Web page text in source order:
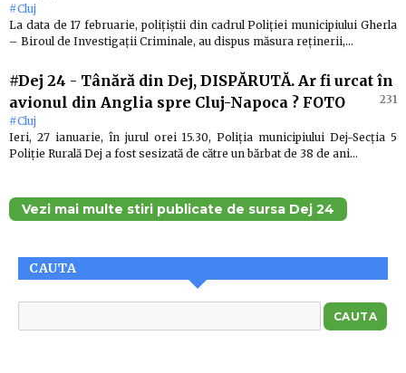
#Cluj
La data de 17 februarie, polițiștii din cadrul Poliției municipiului Gherla
– Biroul de Investigații Criminale, au dispus măsura reținerii,…
#Dej 24 - Tânără din Dej, DISPĂRUTĂ. Ar fi urcat în
avionul din Anglia spre Cluj-Napoca ? FOTO
231
#Cluj
Ieri, 27 ianuarie, în jurul orei 15.30, Poliția municipiului Dej-Secția 5
Poliție Rurală Dej a fost sesizată de către un bărbat de 38 de ani…
Vezi mai multe stiri publicate de sursa Dej 24
CAUTA